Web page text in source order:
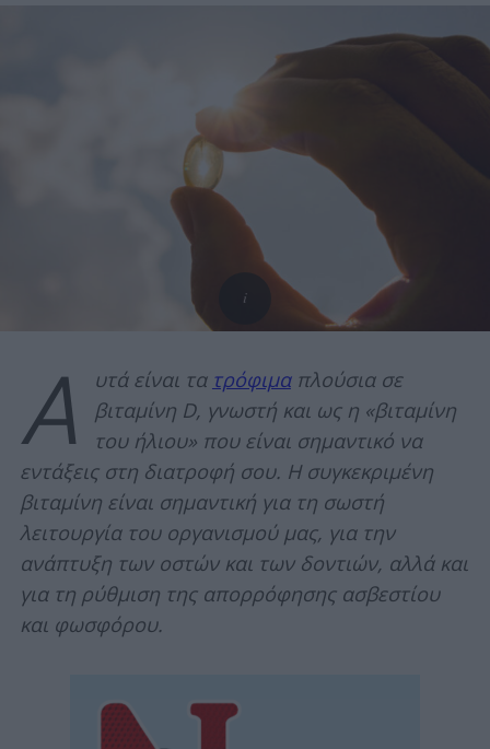
Α υτά είναι τα τρόφιμαπλούσια σε
βιταμίνη D, γνωστή και ως η «βιταμίνη
του ήλιου» που είναι σημαντικό να
εντάξεις στη διατροφή σου. Η συγκεκριμένη
βιταμίνη είναι σημαντική για τη σωστή
λειτουργία του οργανισμού μας, για την
ανάπτυξη των οστών και των δοντιών, αλλά και
για τη ρύθμιση της απορρόφησης ασβεστίου
και φωσφόρου.